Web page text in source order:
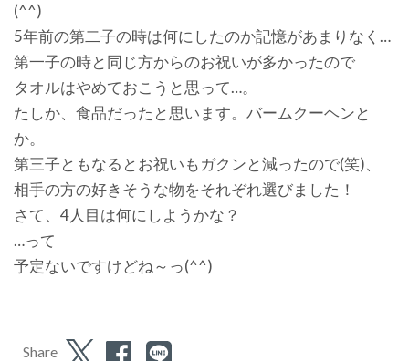
(^^)
5年前の第二子の時は何にしたのか記憶があまりなく…
第一子の時と同じ方からのお祝いが多かったので
タオルはやめておこうと思って…。
たしか、食品だったと思います。バームクーヘンと
か。
第三子ともなるとお祝いもガクンと減ったので(笑)、
相手の方の好きそうな物をそれぞれ選びました！
さて、4人目は何にしようかな？
…って
予定ないですけどね～っ(^^)
Share